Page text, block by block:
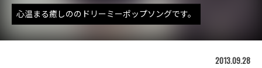
心温まる癒しののドリーミーポップソングです。
2013.09.28